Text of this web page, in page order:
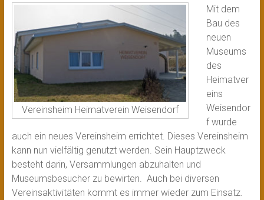
Vereinsheim Heimatverein Weisendorf
Mit dem
Bau des
neuen
Museums
des
Heimatver
eins
Weisendor
f wurde
auch ein neues Vereinsheim errichtet. Dieses Vereinsheim
kann nun vielfältig genutzt werden. Sein Hauptzweck
besteht darin, Versammlungen abzuhalten und
Museumsbesucher zu bewirten. Auch bei diversen
Vereinsaktivitäten kommt es immer wieder zum Einsatz.